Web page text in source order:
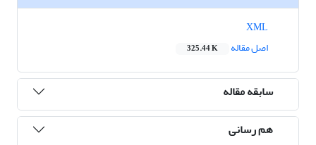
اصل مقاله
325.44 K
سابقه مقاله
هم رسانی